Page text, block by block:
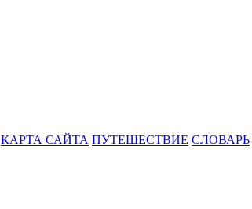
КАРТА САЙТА ПУТЕШЕСТВИЕ СЛОВАРЬ